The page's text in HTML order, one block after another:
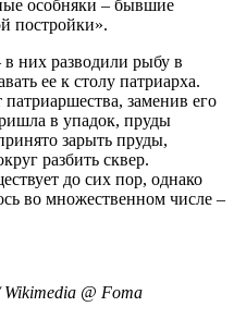
особняки – бывшие
постройки».
них разводили рыбу в
ее к столу патриарха.
заменив его
в упадок, пруды
зарыть пруды,
разбить сквер.
до сих пор, однако
во множественном числе –
@ Foma